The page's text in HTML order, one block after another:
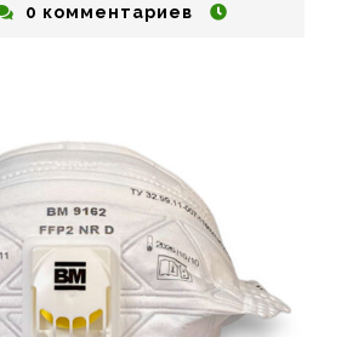
0 комментариев